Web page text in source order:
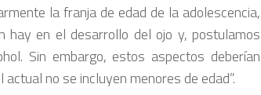
la franja de edad de la adolescencia,
hay en el desarrollo del ojo y, postulamos
Sin embargo, estos aspectos deberían
no se incluyen menores de edad”.